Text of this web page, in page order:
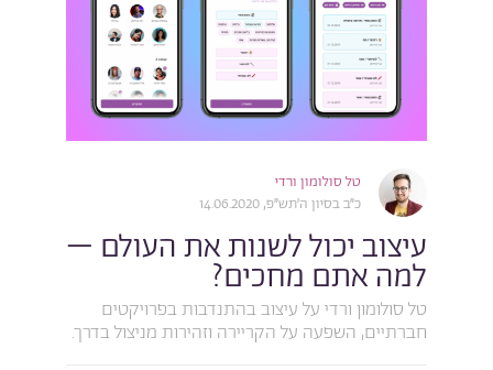
טל סולומון ורדי
כ״ב בסיון ה׳תש״פ, 14.06.2020
עיצוב יכול לשנות את העולם –
למה אתם מחכים?
טל סולומון ורדי על עיצוב בהתנדבות בפרויקטים
חברתיים, השפעה על הקריירה וזהירות מניצול בדרך.